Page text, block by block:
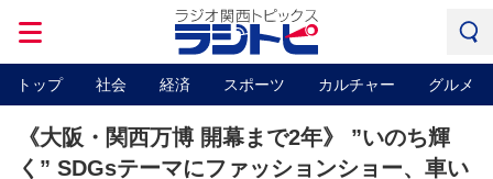
トップ 社会 経済 スポーツ カルチャー グルメ
《大阪・関西万博 開幕まで2年》 ”いのち輝
く” SDGsテーマにファッションショー、車い